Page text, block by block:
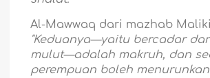
Al-Mawwaq dari mazhab
"Keduanya—yaitu bercadar
mulut—adalah makruh, dan
perempuan boleh